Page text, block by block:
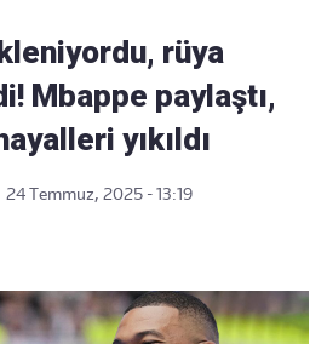
rüya
Mbappe paylaştı,
yıkıldı
24 Temmuz, 2025 - 13:19